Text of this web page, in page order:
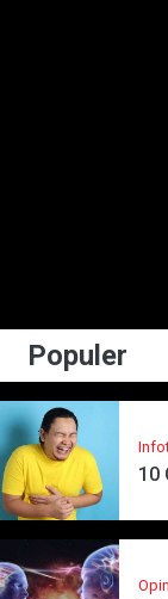
Populer
10